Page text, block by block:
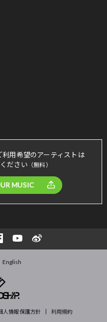
利用希望のアーティストは
ださい （無料）
MUSIC
English
人情報保護方針 利用規約